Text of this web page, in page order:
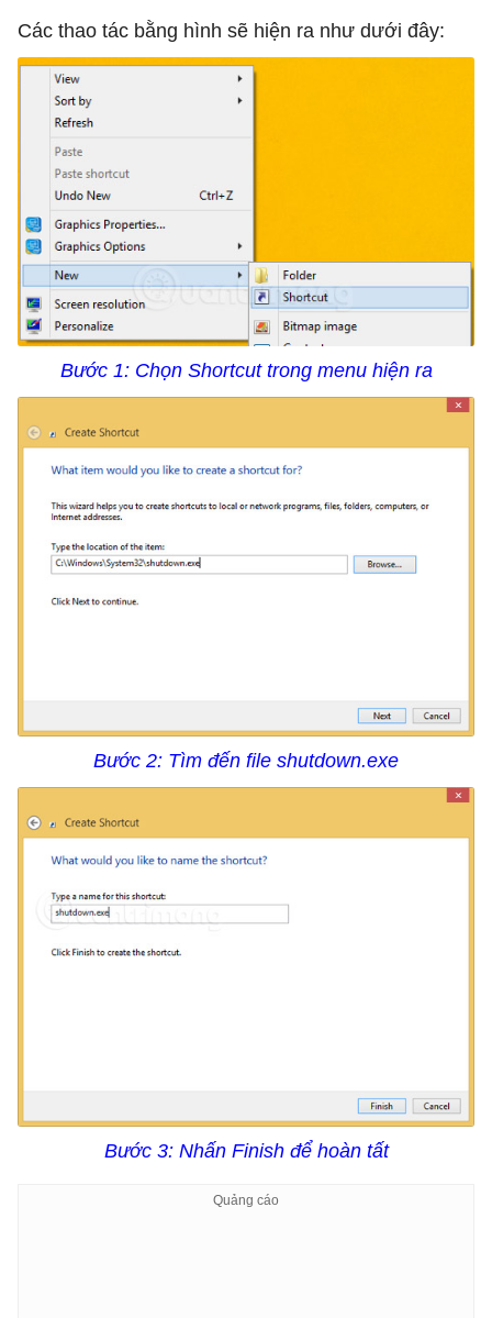
Các thao tác bằng hình sẽ hiện ra như dưới đây:
Bước 1: Chọn Shortcut trong menu hiện ra
Bước 2: Tìm đến file shutdown.exe
Bước 3: Nhấn Finish để hoàn tất